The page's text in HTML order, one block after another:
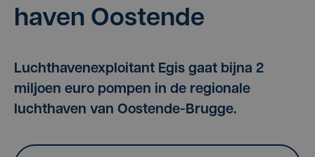
ha­ven Oostende
Luchthavenexploitant Egis gaat bijna 2
miljoen euro pompen in de regionale
luchthaven van Oostende-Brugge.